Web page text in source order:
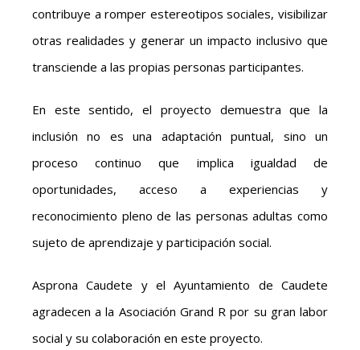
contribuye a romper estereotipos sociales, visibilizar
otras realidades y generar un impacto inclusivo que
transciende a las propias personas participantes.
En este sentido, el proyecto demuestra que la
inclusión no es una adaptación puntual, sino un
proceso continuo que implica igualdad de
oportunidades, acceso a experiencias y
reconocimiento pleno de las personas adultas como
sujeto de aprendizaje y participación social.
Asprona Caudete y el Ayuntamiento de Caudete
agradecen a la Asociación Grand R por su gran labor
social y su colaboración en este proyecto.